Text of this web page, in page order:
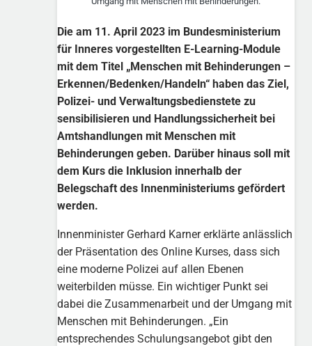
Die am 11. April 2023 im Bundesministerium
für Inneres vorgestellten E-Learning-Module
mit dem Titel „Menschen mit Behinderungen –
Erkennen/Bedenken/Handeln“ haben das Ziel,
Polizei- und Verwaltungsbedienstete zu
sensibilisieren und Handlungssicherheit bei
Amtshandlungen mit Menschen mit
Behinderungen geben. Darüber hinaus soll mit
dem Kurs die Inklusion innerhalb der
Belegschaft des Innenministeriums gefördert
werden.
Innenminister Gerhard Karner erklärte anlässlich
der Präsentation des Online Kurses, dass sich
eine moderne Polizei auf allen Ebenen
weiterbilden müsse. Ein wichtiger Punkt sei
dabei die Zusammenarbeit und der Umgang mit
Menschen mit Behinderungen. „Ein
entsprechendes Schulungsangebot gibt den